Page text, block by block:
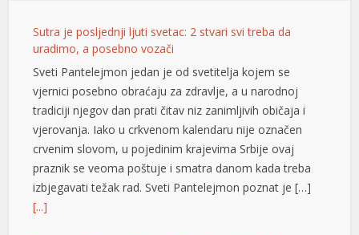
Sutra je posljednji ljuti svetac: 2 stvari svi treba da
uradimo, a posebno vozači
Sveti Pantelejmon jedan je od svetitelja kojem se
vjernici posebno obraćaju za zdravlje, a u narodnoj
tradiciji njegov dan prati čitav niz zanimljivih običaja i
vjerovanja. Iako u crkvenom kalendaru nije označen
crvenim slovom, u pojedinim krajevima Srbije ovaj
praznik se veoma poštuje i smatra danom kada treba
izbjegavati težak rad. Sveti Pantelejmon poznat je […]
[...]